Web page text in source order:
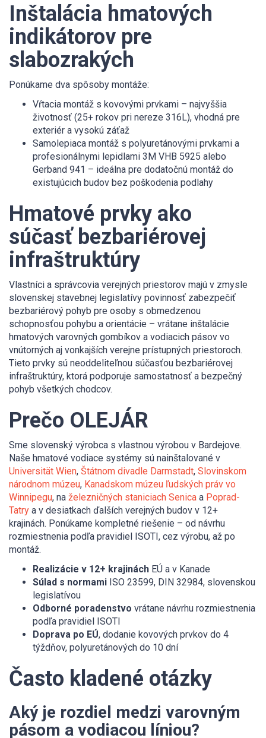
Inštalácia hmatových
indikátorov pre
slabozrakých
Ponúkame dva spôsoby montáže:
Vŕtacia montáž s kovovými prvkami – najvyššia
životnosť (25+ rokov pri nereze 316L), vhodná pre
exteriér a vysokú záťaž
Samolepiaca montáž s polyuretánovými prvkami a
profesionálnymi lepidlami 3M VHB 5925 alebo
Gerband 941 – ideálna pre dodatočnú montáž do
existujúcich budov bez poškodenia podlahy
Hmatové prvky ako
súčasť bezbariérovej
infraštruktúry
Vlastníci a správcovia verejných priestorov majú v zmysle
slovenskej stavebnej legislatívy povinnosť zabezpečiť
bezbariérový pohyb pre osoby s obmedzenou
schopnosťou pohybu a orientácie – vrátane inštalácie
hmatových varovných gombíkov a vodiacich pásov vo
vnútorných aj vonkajších verejne prístupných priestoroch.
Tieto prvky sú neoddeliteľnou súčasťou bezbariérovej
infraštruktúry, ktorá podporuje samostatnosť a bezpečný
pohyb všetkých chodcov.
Prečo OLEJÁR
Sme slovenský výrobca s vlastnou výrobou v Bardejove.
Naše hmatové vodiace systémy sú nainštalované v
Universität Wien, Štátnom divadle Darmstadt, Slovinskom
národnom múzeu, Kanadskom múzeu ľudských práv vo
Winnipegu, na železničných staniciach Senica a Poprad-
Tatry a v desiatkach ďalších verejných budov v 12+
krajinách. Ponúkame kompletné riešenie – od návrhu
rozmiestnenia podľa pravidiel ISOTI, cez výrobu, až po
montáž.
Realizácie v 12+ krajinách EÚ a v Kanade
Súlad s normami ISO 23599, DIN 32984, slovenskou
legislatívou
Odborné poradenstvo vrátane návrhu rozmiestnenia
podľa pravidiel ISOTI
Doprava po EÚ, dodanie kovových prvkov do 4
týždňov, polyuretánových do 10 dní
Často kladené otázky
Aký je rozdiel medzi varovným
pásom a vodiacou líniou?